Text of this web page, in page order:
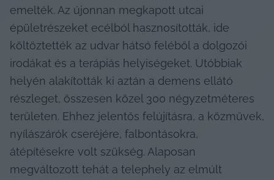
emelték. Az újonnan megkapott utcai
épületrészeket ecélból hasznosították, ide
költöztették az udvar hátsó feléből a dolgozói
irodákat és a terápiás helyiségeket. Utóbbiak
helyén alakították ki aztán a demens ellátó
részleget, összesen közel 300 négyzetméteres
területen. Ehhez jelentős felújításra, a közművek,
nyílászárók cseréjére, falbontásokra,
átépítésekre volt szükség. Alaposan
megváltozott tehát a telephely az elmúlt